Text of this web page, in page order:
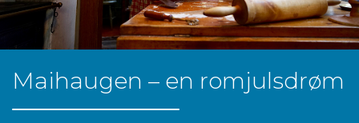
Maihaugen – en romjulsdrøm